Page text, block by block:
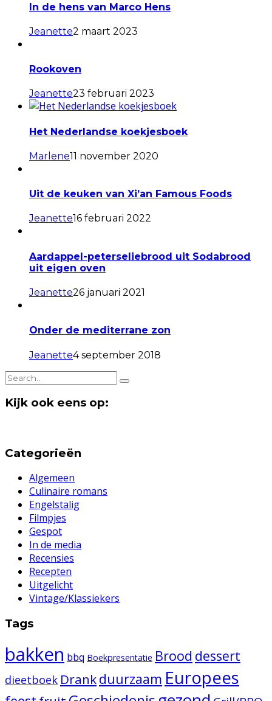
In de hens van Marco Hens
Jeanette2 maart 2023
Rookoven
Jeanette23 februari 2023
Het Nederlandse koekjesboek
Marlene11 november 2020
Uit de keuken van Xi’an Famous Foods
Jeanette16 februari 2022
Aardappel-peterseliebrood uit Sodabrood
uit eigen oven
Jeanette26 januari 2021
Onder de mediterrane zon
Jeanette4 september 2018
Kijk ook eens op:
Categorieën
Algemeen
Culinaire romans
Engelstalig
Filmpjes
Gespot
In de media
Recensies
Recepten
Uitgelicht
Vintage/Klassiekers
Tags
bakken bbq Boekpresentatie Brood dessert
dieetboek Drankduurzaam Europees